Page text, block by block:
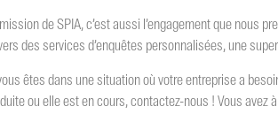
de SPIA, c’est aussi l’engagement que nous
des services d’enquêtes personnalisées, une
êtes dans une situation où votre entreprise a
ou elle est en cours, contactez-nous ! Vous avez